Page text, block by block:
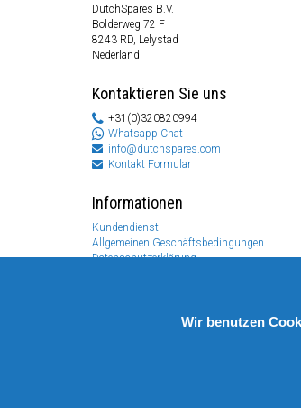
DutchSpares B.V.
Bolderweg 72 F
8243 RD, Lelystad
Nederland
Kontaktieren Sie uns
+31(0)320820994
Whatsapp Chat
info@dutchspares.com
Kontakt Formular
Informationen
Kundendienst
Allgemeinen Geschäftsbedingungen
Datenschutzerklärung
Wir benutzen